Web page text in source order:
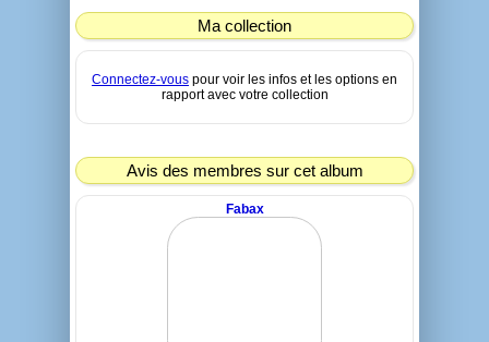
Ma collection
Connectez-vous pour voir les infos et les options en
rapport avec votre collection
Avis des membres sur cet album
Fabax